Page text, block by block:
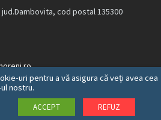
jud.Dambovita, cod postal 135300
uri pentru a vă asigura că veți avea cea
nostru.
ACCEPT REFUZ